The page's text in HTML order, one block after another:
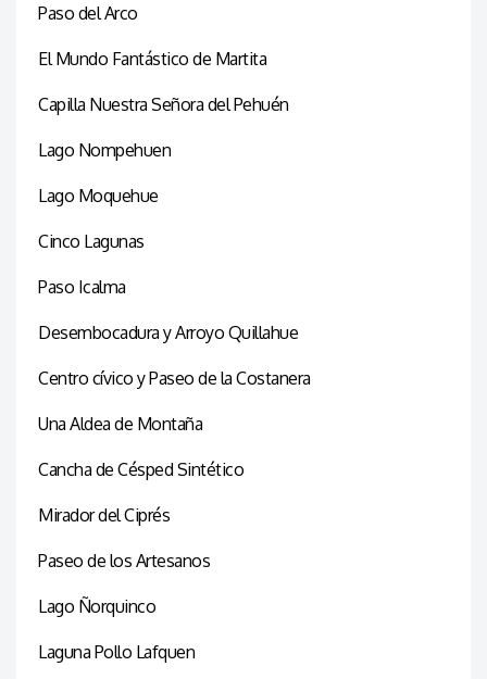
Paso del Arco
El Mundo Fantástico de Martita
Capilla Nuestra Señora del Pehuén
Lago Nompehuen
Lago Moquehue
Cinco Lagunas
Paso Icalma
Desembocadura y Arroyo Quillahue
Centro cívico y Paseo de la Costanera
Una Aldea de Montaña
Cancha de Césped Sintético
Mirador del Ciprés
Paseo de los Artesanos
Lago Ñorquinco
Laguna Pollo Lafquen